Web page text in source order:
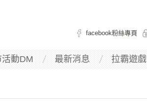
facebook粉絲專頁
活動DM 最新消息 拉霸遊戲